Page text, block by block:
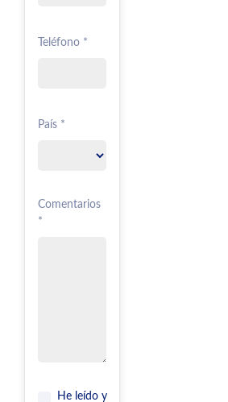
Teléfono *
País *
Comentarios
*
He leído y